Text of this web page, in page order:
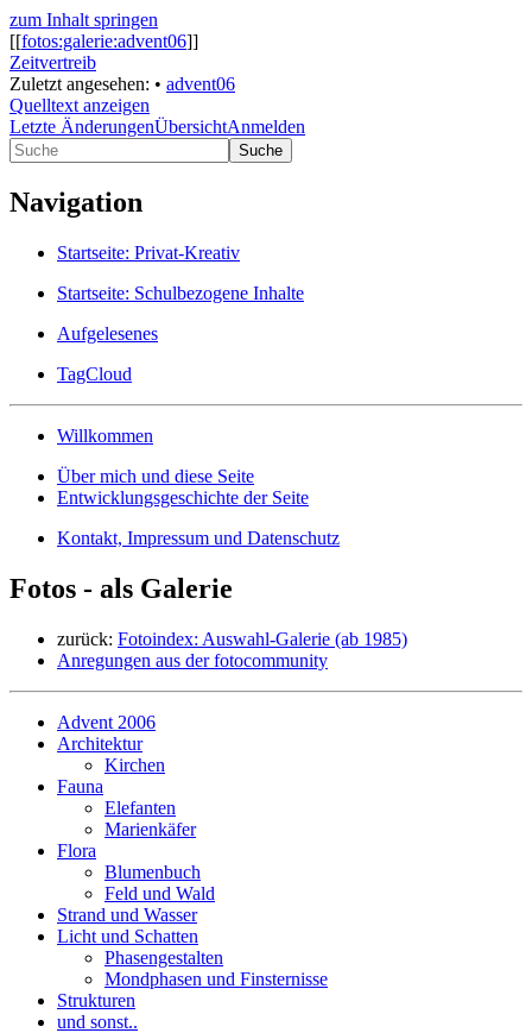
zum Inhalt springen
[[fotos:galerie:advent06]]
Zeitvertreib
Zuletzt angesehen: • advent06
Quelltext anzeigen
Letzte ÄnderungenÜbersichtAnmelden
Suche
Navigation
Startseite: Privat-Kreativ
Startseite: Schulbezogene Inhalte
Aufgelesenes
TagCloud
Willkommen
Über mich und diese Seite
Entwicklungsgeschichte der Seite
Kontakt, Impressum und Datenschutz
Fotos - als Galerie
zurück: Fotoindex: Auswahl-Galerie (ab 1985)
Anregungen aus der fotocommunity
Advent 2006
Architektur
Kirchen
Fauna
Elefanten
Marienkäfer
Flora
Blumenbuch
Feld und Wald
Strand und Wasser
Licht und Schatten
Phasengestalten
Mondphasen und Finsternisse
Strukturen
und sonst..